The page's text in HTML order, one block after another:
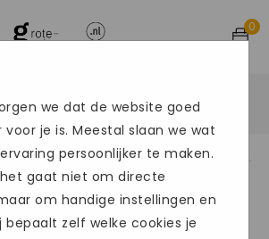
0
damesschoenen / Sneakers
we dat de website goed
je is. Meestal slaan we wat
persoonlijker te maken.
gaat niet om directe
om handige instellingen en
bepaalt zelf welke cookies je